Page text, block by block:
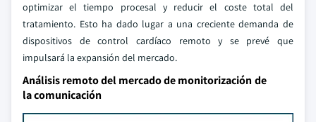
optimizar el tiempo procesal y reducir el coste total del
tratamiento. Esto ha dado lugar a una creciente demanda de
dispositivos de control cardíaco remoto y se prevé que
impulsará la expansión del mercado.
Análisis remoto del mercado de monitorización de
la comunicación